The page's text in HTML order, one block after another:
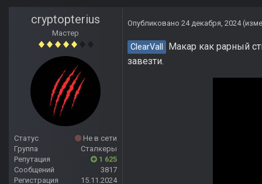
cryptopterius
Мастер
Статус
Не в сети
Группа
Сталкеры
Репутация
1 625
Сообщений
3817
Регистрация
15.11.2024
Опубликовано 24 декабря, 2024
ClearVall
Макар как рарный
завезти.